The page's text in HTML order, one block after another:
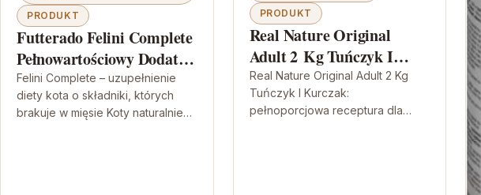
PRODUKT
Futterado Felini Complete
Pełnowartościowy Dodatek
Do Pokarmu 250g
Felini Complete – uzupełnienie
diety kota o składniki, których
brakuje w mięsie Koty naturalnie
PRODUKT
Real Nature Original
Adult 2 Kg Tuńczyk I
Kurczak:
Real Nature Original Adult 2 Kg
Tuńczyk I Kurczak:
pełnoporcjowa receptura dla